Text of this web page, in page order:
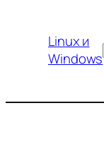
содержимому
Linux и
Windows